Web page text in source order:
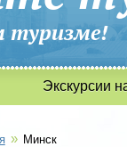
Экскурсии
» Минск